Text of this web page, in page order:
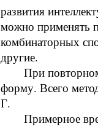
развития
можно применять
комбинаторных
другие.
При
форму. Всего
Г.
Примерное